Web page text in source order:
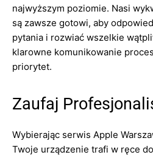
najwyższym poziomie. Nasi
są zawsze gotowi, aby
pytania i rozwiać wszelkie
klarowne komunikowanie
priorytet.
Zaufaj
Wybierając serwis Apple
Twoje urządzenie trafi w ręce